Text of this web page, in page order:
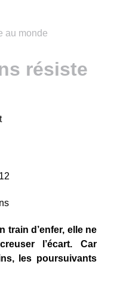
au monde
résiste
train d’enfer, elle ne
l’écart. Car
les poursuivants